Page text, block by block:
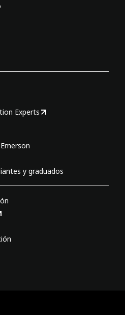
Experts
y graduados